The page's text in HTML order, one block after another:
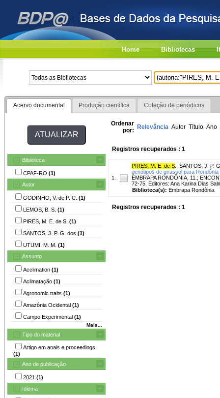
Home Bibliotecas
Acervo documental Produção científica Coleção de periódicos
Biblioteca
CPAF-RO (1)
Autor
GODINHO, V. de P. C. (1)
LEMOS, B. S. (1)
PIRES, M. E. de S. (1)
SANTOS, J. P. G. dos (1)
UTUMI, M. M. (1)
Assunto
Acclimation (1)
Aclimatação (1)
Agronomic traits (1)
Amazônia Ocidental (1)
Campo Experimental (1)
Mais...
Tipo do material
Artigo em anais e proceedings
(1)
Ano de publicação
2021 (1)
Idioma
Ordenar
por: Relevância Autor Título Ano
Registros recuperados : 1
1.
PIRES, M. E. de S ; SANTOS, J. P.
genótipos de girassol para
EMBRAPA RONDÔNIA, 11.;
72-75. Editores: Ana Karina Dias
Biblioteca(s): Embrapa Rondônia.
Registros recuperados : 1